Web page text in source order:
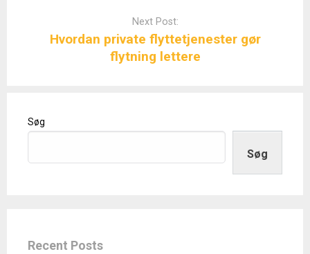
Next Post:
Hvordan private flyttetjenester gør
flytning lettere
Søg
Søg
Recent Posts